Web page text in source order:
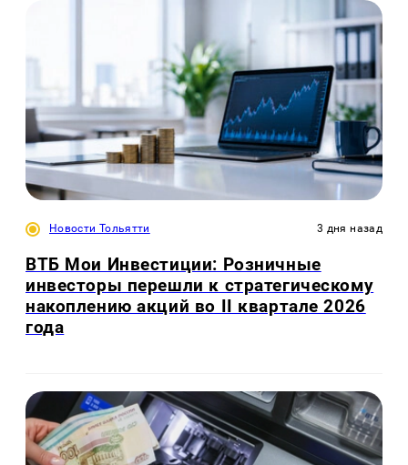
Новости Тольятти 3 дня назад
ВТБ Мои Инвестиции: Розничные
инвесторы перешли к стратегическому
накоплению акций во II квартале 2026
года